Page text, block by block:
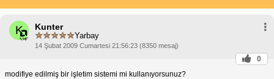
K Kunter
Yarbay
14 Şubat 2009 Cumartesi 21:56:23 (8350 mesaj)
0
modifiye edilmiş bir işletim sistemi mi kullanıyorsunuz?